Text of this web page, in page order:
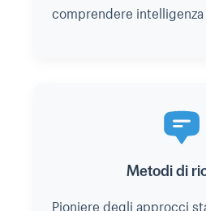
comprendere
Metodi di
Pioniere degli approcci